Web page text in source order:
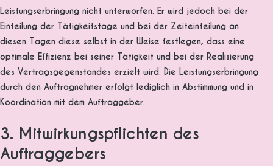
Leistungserbringung nicht unterworfen. Er wird jedoch bei der
Einteilung der Tätigkeitstage und bei der Zeiteinteilung an
diesen Tagen diese selbst in der Weise festlegen, dass eine
optimale Effizienz bei seiner Tätigkeit und bei der Realisierung
des Vertragsgegenstandes erzielt wird. Die Leistungserbringung
durch den Auftragnehmer erfolgt lediglich in Abstimmung und in
Koordination mit dem Auftraggeber.
3. Mitwirkungspflichten des
Auftraggebers